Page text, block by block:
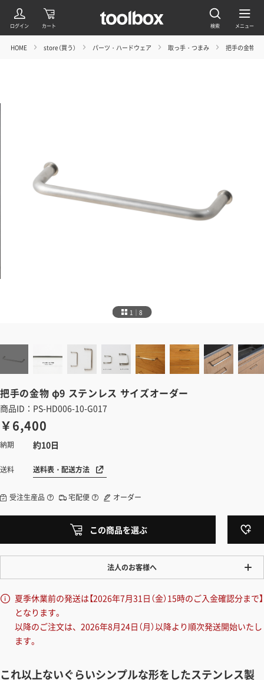
HOME store（買う） パーツ・ハードウェア 取っ手・つまみ 把手の金物
1｜8
把手の金物 φ9 ステンレス サイズオーダー
商品ID：PS-HD006-10-G017
￥6,400
納期 約10日
送料 送料表・配送方法
受注生産品 宅配便 オーダー
この商品を選ぶ
法人のお客様へ
ワンプライス販売
法人・個人様いずれも全て一律の価格で販売しております。法人/個人
事業主様には「請求書払い」も対応しています。
カートでのお見積り機能
夏季休業前の発送は【2026年7月31日（金）15時のご入金確認分まで】
となります。
以降のご注文は、2026年8月24日（月）以降より順次発送開始いたし
ます。
これ以上ないぐらいシンプルな形をしたステンレス製